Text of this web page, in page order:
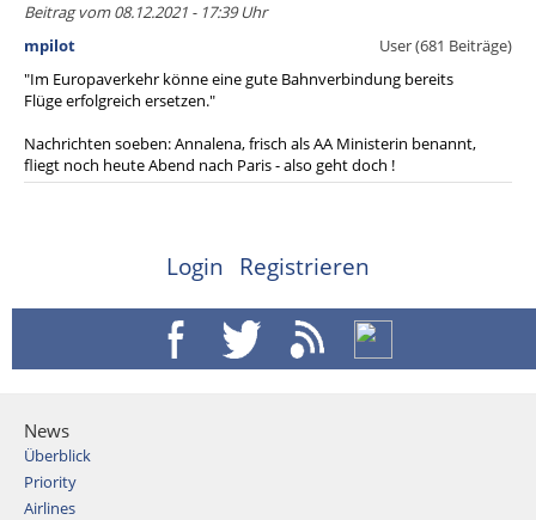
Beitrag vom 08.12.2021 - 17:39 Uhr
mpilot
User (681 Beiträge)
"Im Europaverkehr könne eine gute Bahnverbindung bereits
Flüge erfolgreich ersetzen."
Nachrichten soeben: Annalena, frisch als AA Ministerin benannt,
fliegt noch heute Abend nach Paris - also geht doch !
Login Registrieren
News
Überblick
Priority
Airlines